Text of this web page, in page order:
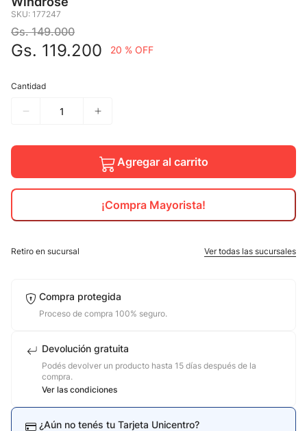
SKU: 177247
Gs. 149.000
Gs. 119.200 20 % OFF
Cantidad
Agregar al carrito
¡Compra Mayorista!
Retiro en sucursal Ver todas las sucursales
Compra protegida
Proceso de compra 100% seguro.
Devolución gratuita
Podés devolver un producto hasta 15 días después de la
compra.
Ver las condiciones
¿Aún no tenés tu Tarjeta Unicentro?
6. mochila
7. nike
9.
calzado